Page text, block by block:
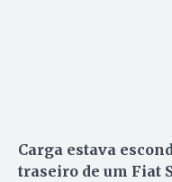
Carga estava
traseiro de um Fiat